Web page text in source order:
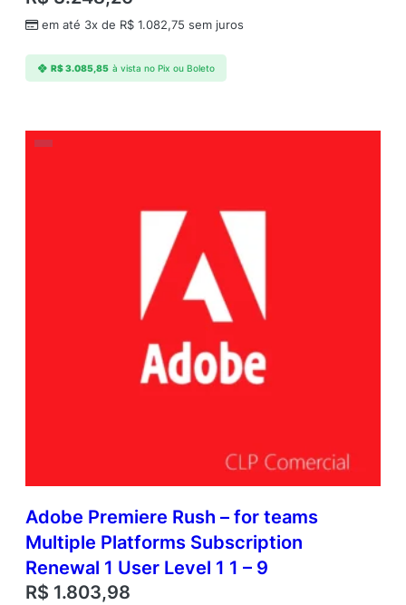
em até 3x de R$ 1.082,75 sem juros
R$3.085,85 à vista no Pix ou Boleto
Adobe Premiere Rush – for teams
Multiple Platforms Subscription
Renewal 1 User Level 1 1 – 9
R$ 1.803,98